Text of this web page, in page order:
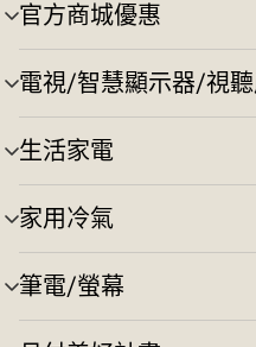
官方商城優惠
選
單
切
換
電視/智慧顯示器/視
選
單
切
換
生活家電
選
單
切
換
家用冷氣
選
單
切
換
筆電/螢幕
選
單